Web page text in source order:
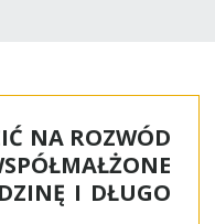
NA ROZWÓD
I DŁUGO